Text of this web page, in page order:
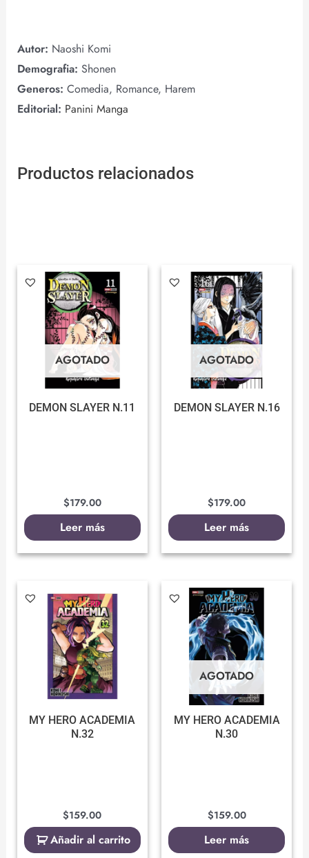
Autor: Naoshi Komi
Demografia: Shonen
Generos: Comedia, Romance, Harem
Editorial: Panini Manga
Productos relacionados
AGOTADO
DEMON SLAYER N.11
$179.00
Leer más
AGOTADO
DEMON SLAYER N.16
$179.00
Leer más
MY HERO ACADEMIA
N.32
$159.00
Añadir al carrito
AGOTADO
MY HERO ACADEMIA
N.30
$159.00
Leer más